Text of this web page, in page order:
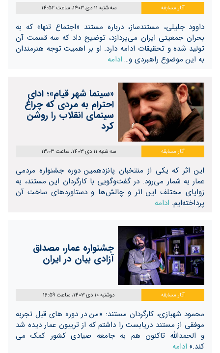
آثار مسابقه سه شنبه 11 دی 1403، ساعت 14:52
داوود جلیلی، مستندساز، درباره مستند «اجتماع تنها» که به
بحران جمعیتی ایران می‌پردازد، توضیح داد که سه قسمت آن
تولید شده و تحقیقات ادامه دارد. او بر اهمیت توجه هنرمندان
به این موضوع راهبردی و… ادامه
«سینما شهر قیام»؛ ادای
احترام به مردی که چراغ
سینمای انقلاب را روشن
کرد
آثار مسابقه سه شنبه 11 دی 1403، ساعت 13:03
این اثر که یکی از منتخبان پانزدهمین دوره جشنواره مردمی
عمار به شمار می‌رود. در گفت‌وگویی با کارگردان این مستند، به
زوایای مختلف این اثر و چالش‌ها و دستاوردهای ساخت آن
پرداخته‌ایم. ادامه
جشنواره عمار، مصداق
آزادی بیان در ایران
آثار مسابقه دوشنبه 10 دی 1403، ساعت 16:59
محمود شهبازی، کارگردان مستند: «من در دوره های قبل تجربه
موفقی از مستند دریابست را داشتم که از تریبون عمار دیده شد
و الحمدالله تاکنون هم به جامعه صیادی کشور کمک می
کند.» ادامه